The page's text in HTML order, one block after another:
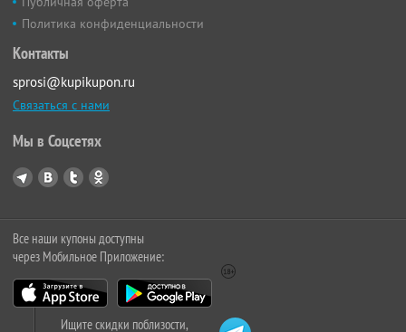
Политика конфиденциальности
Контакты
sprosi@kupikupon.ru
Связаться с нами
Мы в Соцсетях
Все наши купоны доступны
через Мобильное Приложение:
Ищите скидки поблизости,